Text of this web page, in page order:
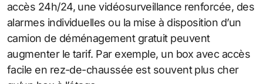
accès 24h/24, une vidéosurveillance renforcée, des
alarmes individuelles ou la mise à disposition d’un
camion de déménagement gratuit peuvent
augmenter le tarif. Par exemple, un box avec accès
facile en rez-de-chaussée est souvent plus cher